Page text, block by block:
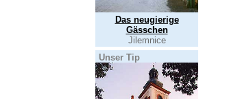
Das neugierige
Gässchen
Jilemnice
Unser Tip